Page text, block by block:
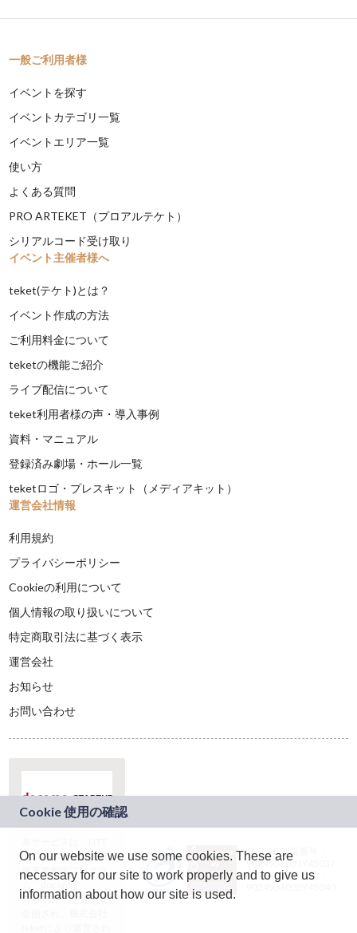
一般ご利用者様
イベントを探す
イベントカテゴリ一覧
イベントエリア一覧
使い方
よくある質問
PRO ARTEKET（プロアルテケト）
シリアルコード受け取り
イベント主催者様へ
teket(テケト)とは？
イベント作成の方法
ご利用料金について
teketの機能ご紹介
ライブ配信について
teket利用者様の声・導入事例
資料・マニュアル
登録済み劇場・ホール一覧
teketロゴ・プレスキット（メディアキット）
運営会社情報
利用規約
プライバシーポリシー
Cookieの利用について
個人情報の取り扱いについて
特定商取引法に基づく表示
運営会社
お知らせ
お問い合わせ
ドコモグループの新
規事業創出プログラ
ム「docomo
STARTUP」を通じて
JASRAC許諾番号：
9024936001Y45037
JASRAC許諾番号：
On our website we use some cookies. These are
necessary for our site to work properly and to give us
information about how our site is used.